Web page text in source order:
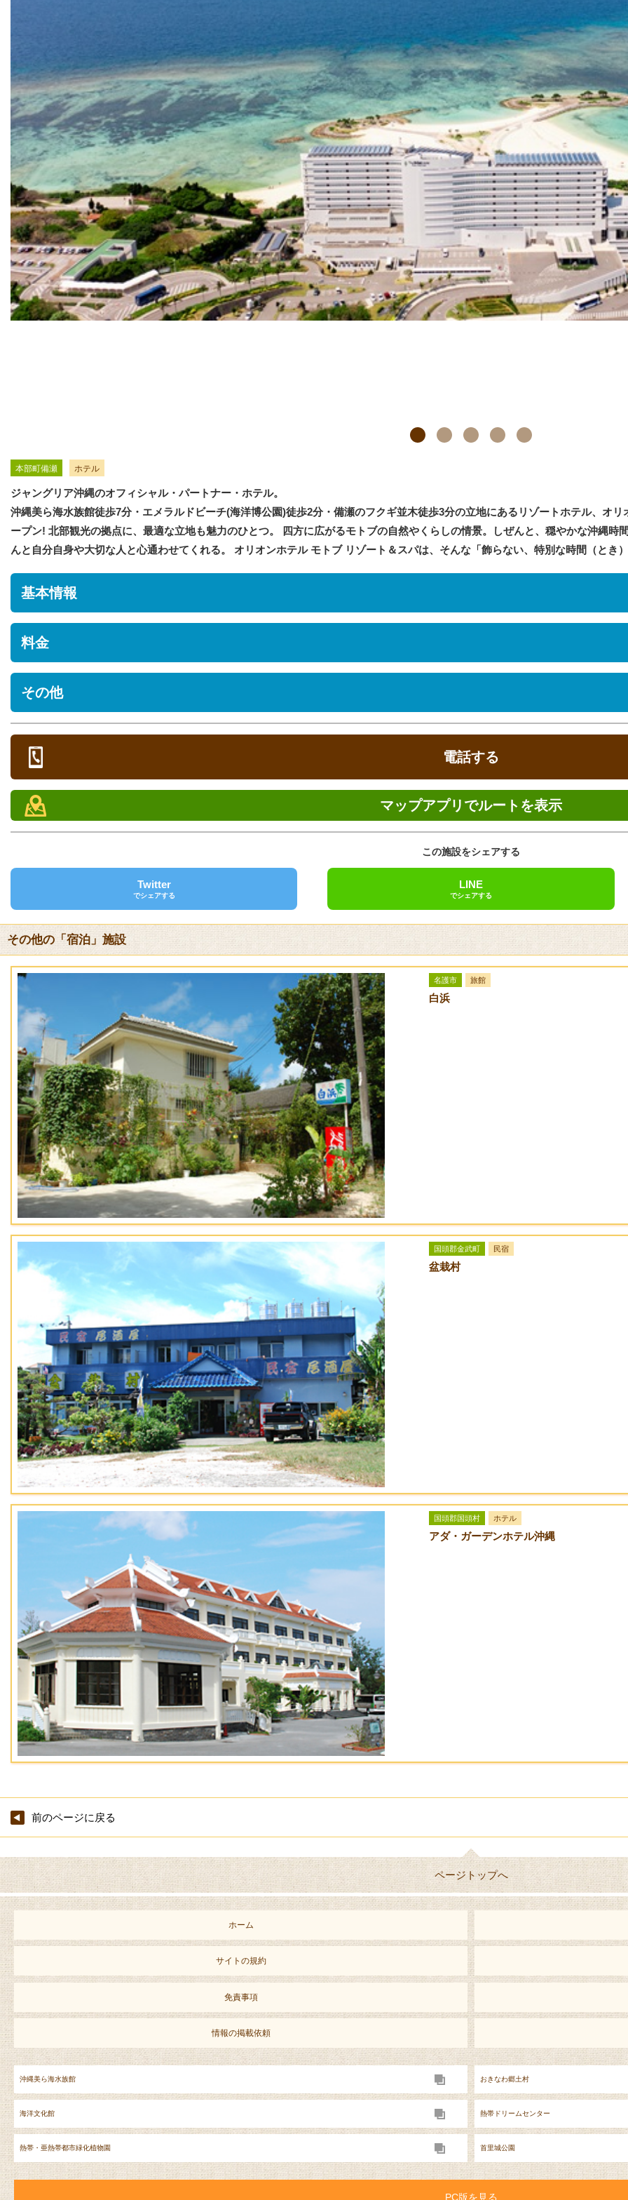
本部町備瀬 ホテル
ジャングリア沖縄のオフィシャル・パートナー・ホテル。
沖縄美ら海水族館徒歩7分・エメラルドビーチ(海洋博公園)徒歩2分・備瀬のフクギ並木徒歩3分の立地にあるリゾートホテル、オ
ープン! 北部観光の拠点に、最適な立地も魅力のひとつ。 四方に広がるモトブの自然やくらしの情景。しぜんと、穏やかな沖縄
んと自分自身や大切な人と心通わせてくれる。 オリオンホテル モトブ リゾート＆スパは、そんな「飾らない、特別な時間（とき）
基本情報
住所
沖縄県本部町備瀬148番地1
駐車場
[あり] 有料 200台
営業時間
定休日
0980-51-7300
FAX
0980-51-7307
[対応]VISA、MASTER、JCB、AMEX、DINERS、DC、OCS、中国銀聯、DISCOVER、JAL CARD特約店
[対応]車椅子可、貸出用車椅子、バリアフリー用トイレ、バリアフリールーム
[なし]
オリオンホテル モトブ リゾート＆スパ
料金
部屋タイプ
その他
ペット
条件付き盲導犬は受入可
チェックイン 15:00 チェックアウト 11:00
館内設備
外プール、クリーニングサービス、パソコン利用可、ファックス送信可、モーニングコール、宅配便
テレビ、冷蔵庫、クローゼット、テーブル、トイレ(ウォシュレット付）、ドライヤー、ポット、コーヒーメーカー
アメニティ
歯ブラシ、ヘアブラシ、ヘアバンド、コットンセット、レザー、シェービングフォーム、タオル、ボディソープ、シャンプー、リンス、パ
貸し出し
アイロン(台)、ズボンプレッサー、空気清浄機、ブルーレイプレーヤー、ベビーベッド、ベッドガード、子ども用踏み台、子ども用便座
ランプ、将棋、オセロ、囲碁、UNO(台数限定 フロントへお申し付け下さい)
キャンセル料金
あり
不泊 100%
当日 100%
前日 50%
電話する
マップアプリでルートを表示
この施設をシェアする
Twitter
でシェアする
LINE
でシェアする
その他の「宿泊」施設
名護市 旅館
白浜
国頭郡金武町 民宿
盆栽村
国頭郡国頭村 ホテル
アダ・ガーデンホテル沖縄
前のページに戻る
ページトップへ
ホーム
サイトの規約
免責事項
情報の掲載依頼
沖縄美ら海水族館 おきなわ郷土村
海洋文化館 熱帯ドリームセンター
熱帯・亜熱帯都市緑化植物園 首里城公園
PC版を見る